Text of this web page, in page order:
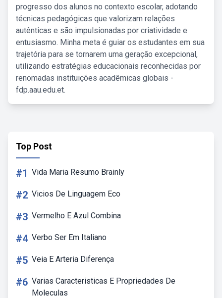
progresso dos alunos no contexto escolar, adotando
técnicas pedagógicas que valorizam relações
autênticas e são impulsionadas por criatividade e
entusiasmo. Minha meta é guiar os estudantes em sua
trajetória para se tornarem uma geração excepcional,
utilizando estratégias educacionais reconhecidas por
renomadas instituições acadêmicas globais -
fdp.aau.edu.et.
Top Post
#1 Vida Maria Resumo Brainly
#2 Vicios De Linguagem Eco
#3 Vermelho E Azul Combina
#4 Verbo Ser Em Italiano
#5 Veia E Arteria Diferença
#6 Varias Caracteristicas E Propriedades De
Moleculas